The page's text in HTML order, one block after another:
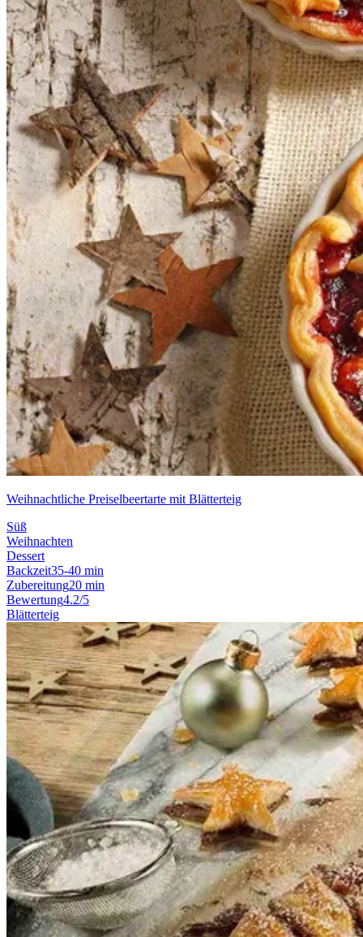
Weihnachtliche Preiselbeertarte mit Blätterteig
Süß
Weihnachten
Dessert
Backzeit35-40 min
Zubereitung20 min
Bewertung4.2/5
Blätterteig